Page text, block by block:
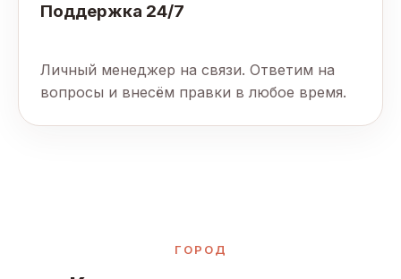
Поддержка 24/7
Личный менеджер на связи. Ответим на
вопросы и внесём правки в любое время.
ГОРОД